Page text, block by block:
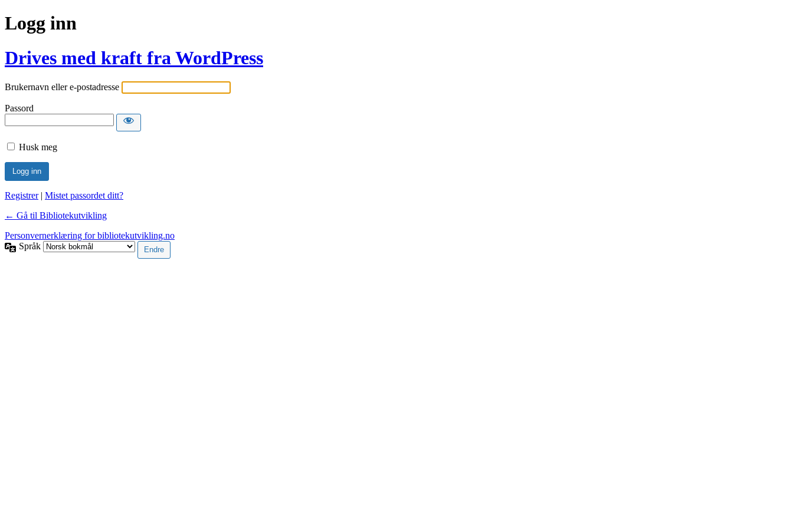
Logg inn
Drives med kraft fra WordPress
Brukernavn eller e-postadresse
Passord
Husk meg
Registrer| Mistet passordet ditt?
← Gå til Bibliotekutvikling
Personvernerklæring for bibliotekutvikling.no
Språk